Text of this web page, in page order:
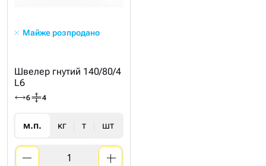
Майже розпродано
Швелер гнутий 140/80/4
L6
6 4
м.п. кг т шт